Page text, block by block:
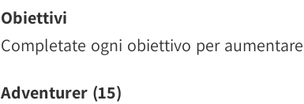
Obiettivi
Completate ogni obiettivo per
Adventurer (15)